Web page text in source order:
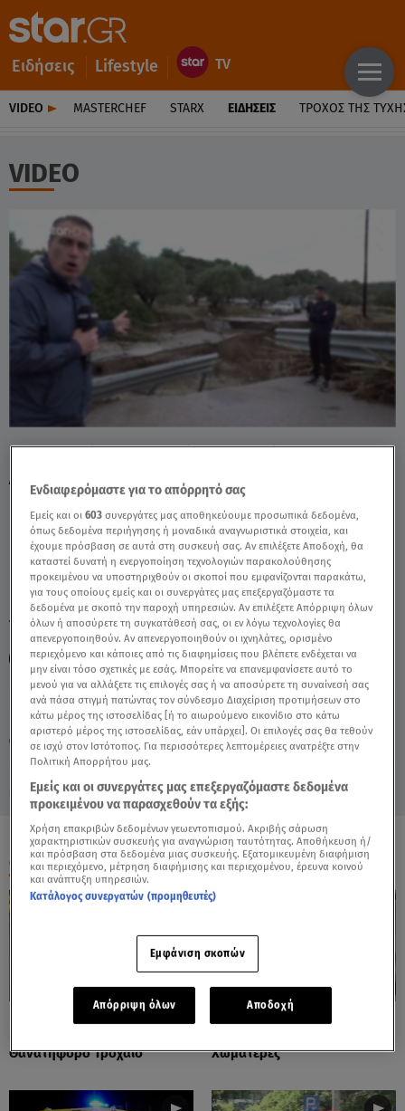
Ειδήσεις Lifestyle
VIDEO MASTERCHEF STARX ΕΙΔΉΣΕΙΣ ΤΡΟΧΌΣ ΤΗΣ
VIDEO
Πέμπτη 6 Αυγούστου 2026
02.12.24, 21:18 ΕΛΛΑΔΑ
Λήμνο Και Ρόδο - Video
TAGS: ΚΑΙΡΟΣ ΚΑΚΟΚΑΙΡΙΑ ΚΑΚΟΚΑΙΡΙΑ BORA
ΛΗΜΝΟΣ ΡΟΔΟΣ
ΟΛΑ ΤΑ ΒΙΝΤΕΟ
Πόρτο Ράφτη: Bίντεο
Θανατηφόρο Τροχαίο
Πάρος: Τα Διάσπαρτα Φυτίλια
Χωματερές
Ενδιαφερόμαστε για το απόρρητό σας
Εμείς και οι603 συνεργάτες μας αποθηκεύουμε προσωπικά δεδομένα,
όπως δεδομένα περιήγησης ή μοναδικά αναγνωριστικά στοιχεία, και
έχουμε πρόσβαση σε αυτά στη συσκευή σας. Αν επιλέξετε Αποδοχή, θα
καταστεί δυνατή η ενεργοποίηση τεχνολογιών παρακολούθησης
προκειμένου να υποστηριχθούν οι σκοποί που εμφανίζονται παρακάτω,
για τους οποίους εμείς και οι συνεργάτες μας επεξεργαζόμαστε τα
δεδομένα με σκοπό την παροχή υπηρεσιών. Αν επιλέξετε Απόρριψη όλων
όλων ή αποσύρετε τη συγκατάθεσή σας, οι εν λόγω τεχνολογίες θα
απενεργοποιηθούν. Αν απενεργοποιηθούν οι ιχνηλάτες, ορισμένο
περιεχόμενο και κάποιες από τις διαφημίσεις που βλέπετε ενδέχεται να
μην είναι τόσο σχετικές με εσάς. Μπορείτε να επανεμφανίσετε αυτό το
μενού για να αλλάξετε τις επιλογές σας ή να αποσύρετε τη συναίνεσή σας
ανά πάσα στιγμή πατώντας τον σύνδεσμο Διαχείριση προτιμήσεων στο
κάτω μέρος της ιστοσελίδας [ή το αιωρούμενο εικονίδιο στο κάτω
αριστερό μέρος της ιστοσελίδας, εάν υπάρχει]. Οι επιλογές σας θα τεθούν
σε ισχύ στον Ιστότοπος. Για περισσότερες λεπτομέρειες ανατρέξτε στην
Πολιτική Απορρήτου μας.
Εμείς και οι συνεργάτες μας επεξεργαζόμαστε δεδομένα
προκειμένου να παρασχεθούν τα εξής:
Χρήση επακριβών δεδομένων γεωεντοπισμού. Ακριβής σάρωση
χαρακτηριστικών συσκευής για αναγνώριση ταυτότητας. Αποθήκευση ή/
και πρόσβαση στα δεδομένα μιας συσκευής. Εξατομικευμένη διαφήμιση
και περιεχόμενο, μέτρηση διαφήμισης και περιεχομένου, έρευνα κοινού
και ανάπτυξη υπηρεσιών.
Κατάλογος συνεργατών (προμηθευτές)
Εμφάνιση σκοπών
Απόρριψη όλων Αποδοχή